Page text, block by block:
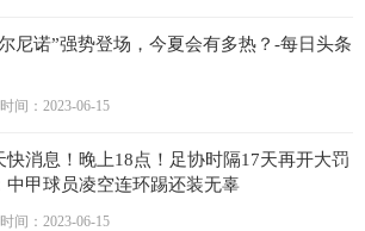
尼诺”强势登场，今夏会有多热？-每日头条
间：2023-06-15
快消息！晚上18点！足协时隔17天再开大罚
中甲球员凌空连环踢还装无辜
间：2023-06-15